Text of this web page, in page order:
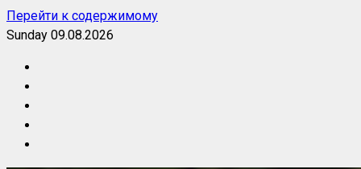
Перейти к содержимому
Sunday 09.08.2026